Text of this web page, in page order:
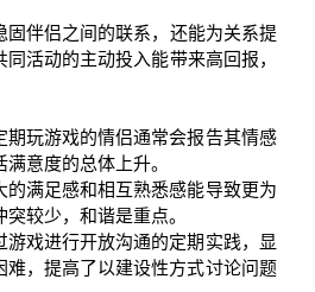
伴侣之间的联系，还能为关系提
活动的主动投入能带来高回报，
期玩游戏的情侣通常会报告其情感
意度的总体上升。
的满足感和相互熟悉感能导致更为
较少，和谐是重点。
游戏进行开放沟通的定期实践，显
难，提高了以建设性方式讨论问题